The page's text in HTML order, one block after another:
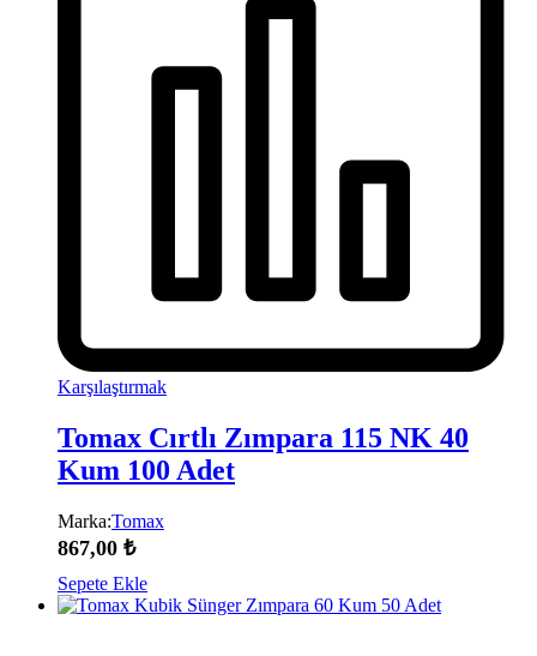
Karşılaştırmak
Tomax Cırtlı Zımpara 115 NK 40
Kum 100 Adet
Marka:Tomax
867,00 ₺
Sepete Ekle